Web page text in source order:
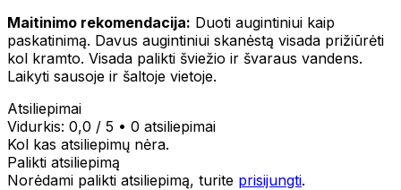
Maitinimo rekomendacija: Duoti augintiniui kaip
paskatinimą. Davus augintiniui skanėstą visada prižiūrėti
kol kramto. Visada palikti šviežio ir švaraus vandens.
Laikyti sausoje ir šaltoje vietoje.
Atsiliepimai
Vidurkis: 0,0 / 5 • 0 atsiliepimai
Kol kas atsiliepimų nėra.
Palikti atsiliepimą
Norėdami palikti atsiliepimą, turite prisijungti.